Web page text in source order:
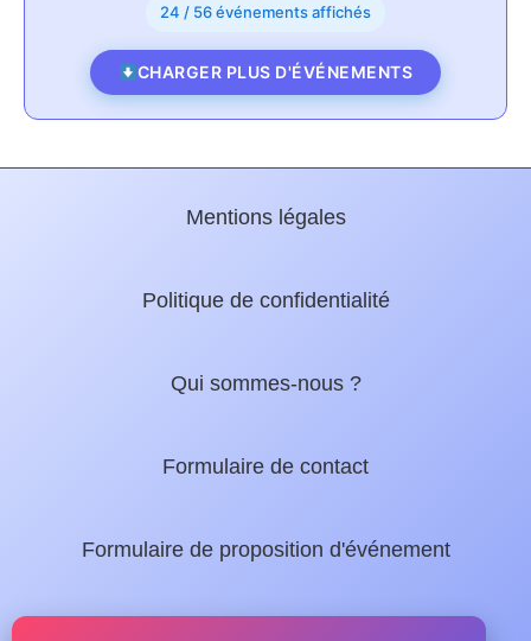
24 / 56 événements affichés
CHARGER PLUS D'ÉVÉNEMENTS
Mentions légales
Politique de confidentialité
Qui sommes-nous ?
Formulaire de contact
Formulaire de proposition d'événement